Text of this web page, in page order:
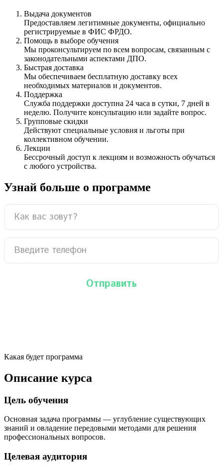
Выдача документов
Предоставляем легитимные документы, официально
регистрируемые в ФИС ФРДО.
Помощь в выборе обучения
Мы проконсультируем по всем вопросам, связанным с
законодательными аспектами ДПО.
Быстрая доставка
Мы обеспечиваем бесплатную доставку всех
необходимых материалов и документов.
Поддержка
Служба поддержки доступна 24 часа в сутки, 7 дней в
неделю. Получите консультацию или задайте вопрос.
Групповые скидки
Действуют специальные условия и льготы при
коллективном обучении.
Лекции
Бессрочный доступ к лекциям и возможность обучаться
с любого устройства.
Узнай больше о программе
Какая будет программа
Описание курса
Цель обучения
Основная задача программы — углубление существующих
знаний и овладение передовыми методами для решения
профессиональных вопросов.
Целевая аудитория